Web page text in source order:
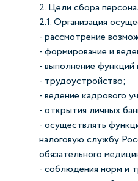
2. Цели сбора
2.1. Организация
- рассмотрение
- формирование и
- выполнение
- трудоустройство;
- ведение кадрового
- открытия личных
- осуществлять
налоговую службу
обязательного
- соблюдения норм и